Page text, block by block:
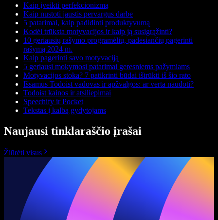
Kaip įveikti perfekcionizmą
Kaip nustoti jaustis pervargus darbe
5 patarimai, kaip padidinti produktyvumą
Kodėl trūksta motyvacijos ir kaip ją susigrąžinti?
10 geriausių rašymo programėlių, padėsiančių pagerinti
rašymą 2024 m.
Kaip pagerinti savo motyvaciją
5 geriausi mokymosi patarimai geresniems pažymiams
Motyvacijos stoka? 7 patikrinti būdai ištrūkti iš šio rato
Išsamus Todoist vadovas ir apžvalgos: ar verta naudoti?
Todoist kainos ir atsiliepimai
Speechify ir Pocket
Tekstas į kalbą gydytojams
Naujausi tinklaraščio įrašai
Žiūrėti visus